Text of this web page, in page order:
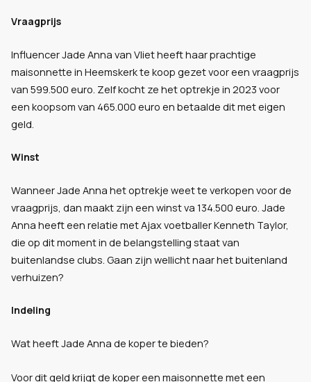
Vraagprijs
Influencer Jade Anna van Vliet heeft haar prachtige
maisonnette in Heemskerk te koop gezet voor een vraagprijs
van 599.500 euro. Zelf kocht ze het optrekje in 2023 voor
een koopsom van 465.000 euro en betaalde dit met eigen
geld.
Winst
Wanneer Jade Anna het optrekje weet te verkopen voor de
vraagprijs, dan maakt zijn een winst va 134.500 euro. Jade
Anna heeft een relatie met Ajax voetballer Kenneth Taylor,
die op dit moment in de belangstelling staat van
buitenlandse clubs. Gaan zijn wellicht naar het buitenland
verhuizen?
Indeling
Wat heeft Jade Anna de koper te bieden?
Voor dit geld krijgt de koper een maisonnette met een